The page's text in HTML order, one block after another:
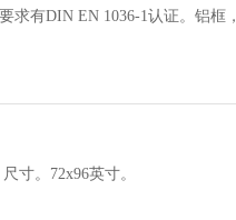
求有DIN EN 1036-1认证。铝框，
寸。72x96英寸。